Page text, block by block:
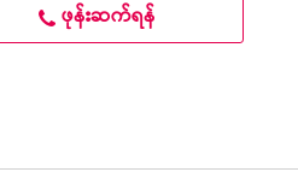
ဖုန်းဆက်ရန်